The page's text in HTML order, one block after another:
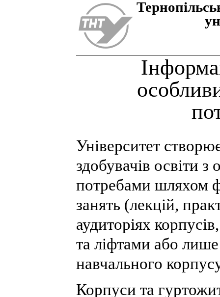
Університет
здобувачів освіти
потребами шляхом
занять (лекцій,
аудиторіях
та ліфтами або
навчального
Корпуси та